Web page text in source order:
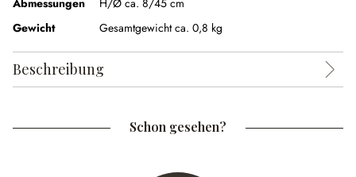
Abmessungen
H/Ø ca. 8/45 cm
Gewicht
Gesamtgewicht ca. 0,8 kg
Beschreibung
Schon gesehen?